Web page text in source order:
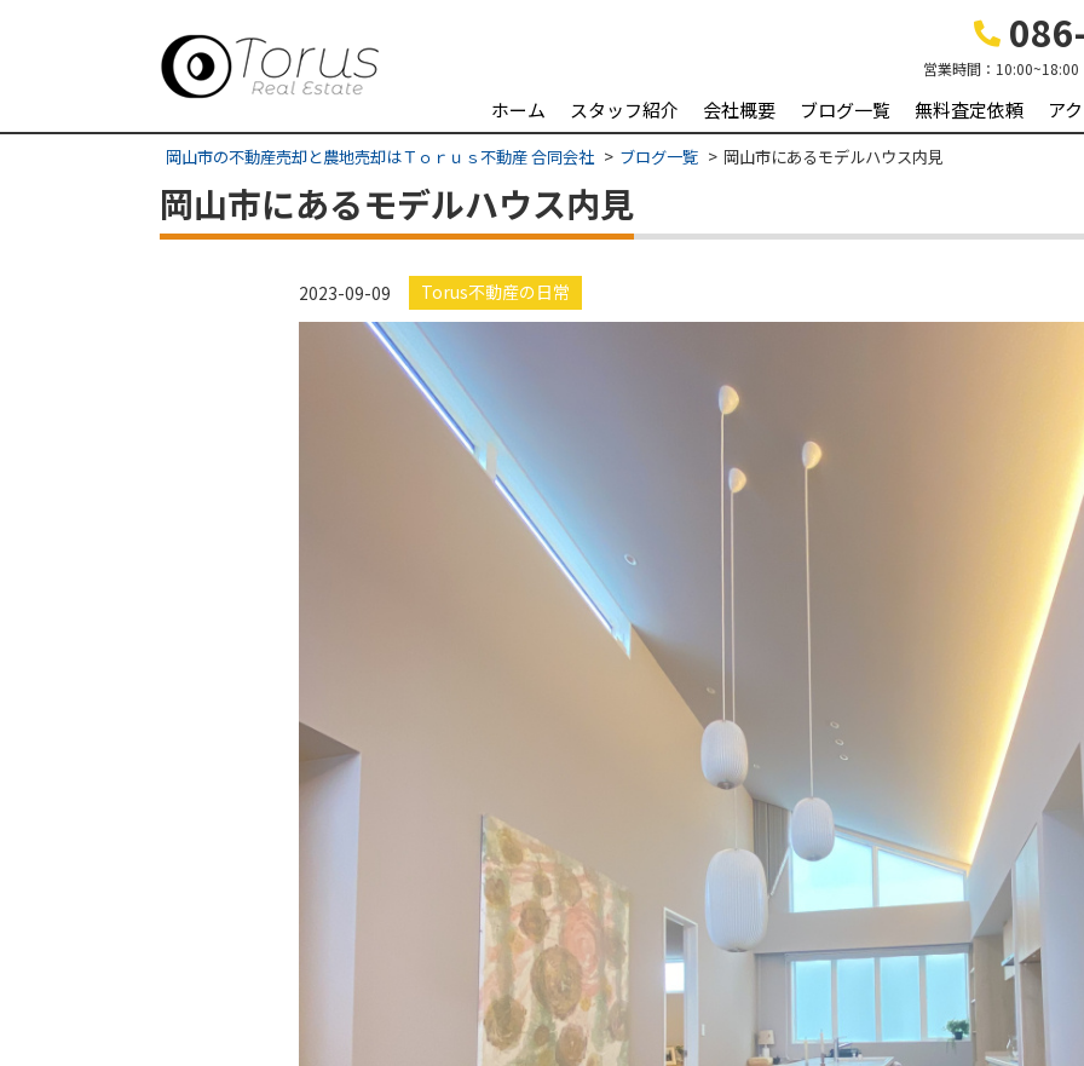
営業時間： 10:00~18:00
ホーム スタッフ紹介 会社概要 ブログ一覧 無料査定依頼 ア
岡山市の不動産売却と農地売却はＴｏｒｕｓ不動産 合同会社 ブログ一覧 岡山市にあるモデルハウス内見
岡山市にあるモデルハウス内見
2023-09-09 Torus不動産の日常